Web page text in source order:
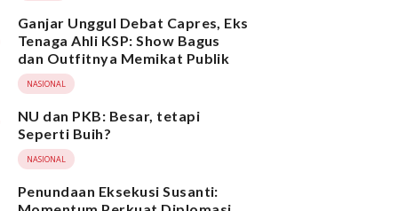
Ganjar Unggul Debat Capres, Eks
Tenaga Ahli KSP: Show Bagus
dan Outfitnya Memikat Publik
NASIONAL
NU dan PKB: Besar, tetapi
Seperti Buih?
NASIONAL
Penundaan Eksekusi Susanti: